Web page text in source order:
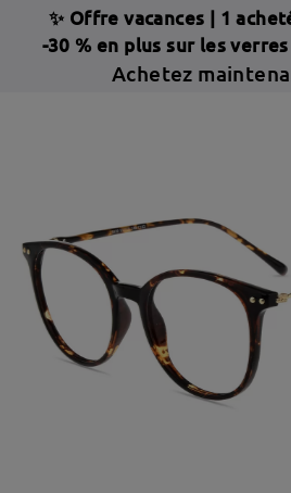
✨ Offre vacances | 1
-30 % en plus sur les
Achetez